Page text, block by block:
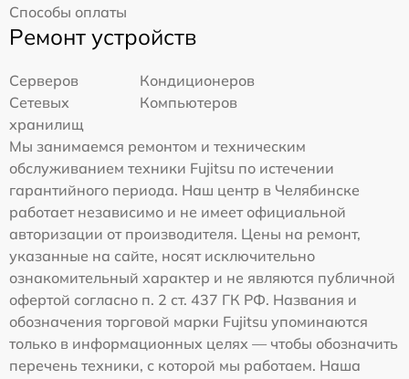
Способы оплаты
Ремонт устройств
Серверов
Кондиционеров
Сетевых
хранилищ
Компьютеров
Мы занимаемся ремонтом и техническим
обслуживанием техники Fujitsu по истечении
гарантийного периода. Наш центр в Челябинске
работает независимо и не имеет официальной
авторизации от производителя. Цены на ремонт,
указанные на сайте, носят исключительно
ознакомительный характер и не являются публичной
офертой согласно п. 2 ст. 437 ГК РФ. Названия и
обозначения торговой марки Fujitsu упоминаются
только в информационных целях — чтобы обозначить
перечень техники, с которой мы работаем. Наша